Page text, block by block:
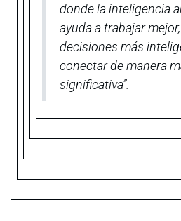
donde la inteligencia
ayuda a trabajar
decisiones más
conectar de manera
significativa”.